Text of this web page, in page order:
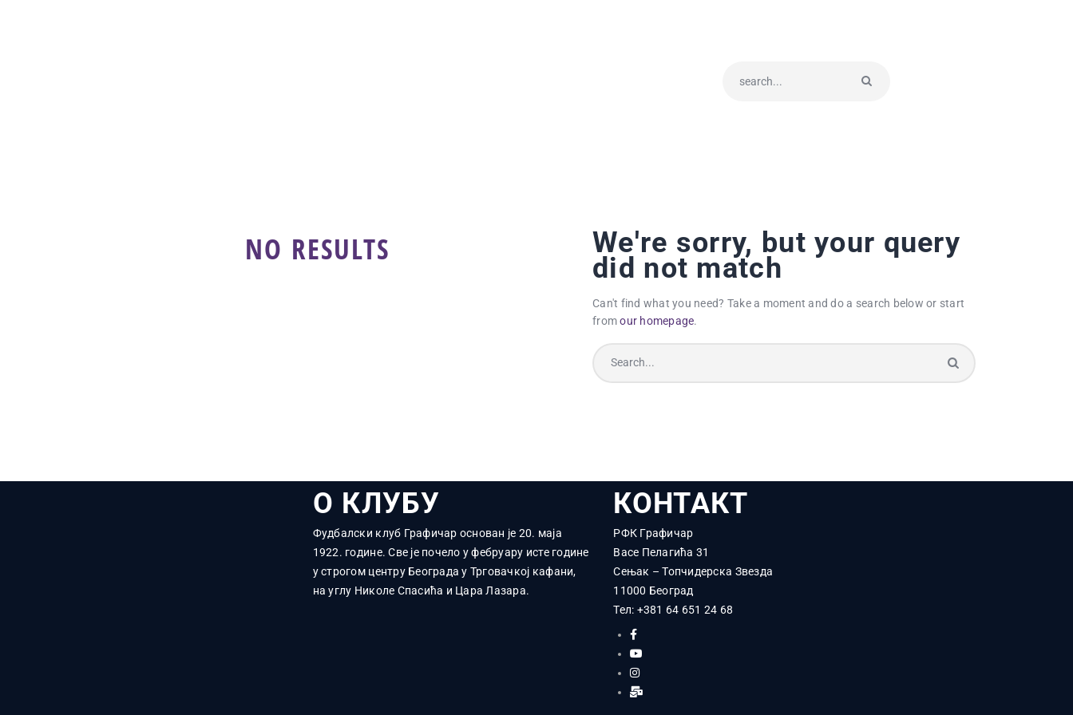
NO RESULTS We're sorry, but your query
did not match
Can't find what you need? Take a moment and do a search below or start
fromour homepage.
О КЛУБУ
Фудбалски клуб Графичар основан је 20. маја
1922. године. Све је почело у фебруару исте године
у строгом центру Београда у Трговачкој кафани,
на углу Николе Спасића и Цара Лазара.
КОНТАКТ
РФК Графичар
Васе Пелагића 31
Сењак – Топчидерска Звезда
11000 Београд
Тел: +381 64 651 24 68